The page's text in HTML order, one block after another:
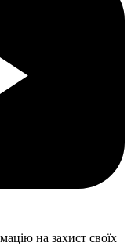
на захист своїх